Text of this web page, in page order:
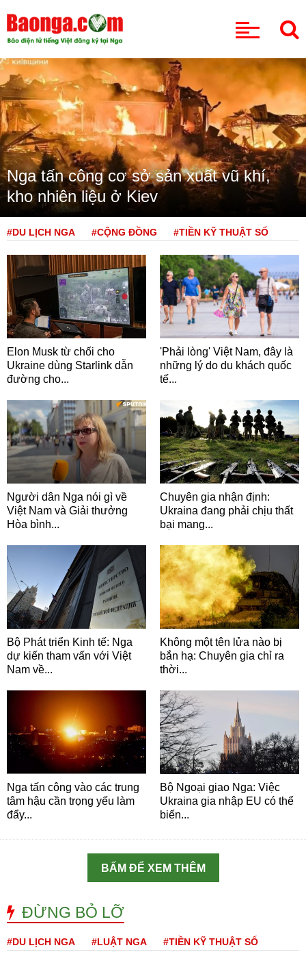
Nga tấn công cơ sở sản xuất vũ khí,
kho nhiên liệu ở Kiev
#DU LỊCH NGA #CỘNG ĐỒNG #TIỀN KỸ THUẬT SỐ
Elon Musk từ chối cho
Ukraine dùng Starlink dẫn
đường cho...
'Phải lòng' Việt Nam, đây là
những lý do du khách quốc
tế...
Người dân Nga nói gì về
Việt Nam và Giải thưởng
Hòa bình...
Chuyên gia nhận định:
Ukraina đang phải chịu thất
bại mang...
Bộ Phát triển Kinh tế: Nga
dự kiến tham vấn với Việt
Nam về...
Không một tên lửa nào bị
bắn hạ: Chuyên gia chỉ ra
thời...
Nga tấn công vào các trung
tâm hậu cần trọng yếu làm
đẩy...
Bộ Ngoại giao Nga: Việc
Ukraina gia nhập EU có thể
biến...
BẤM ĐỂ XEM THÊM
ĐỪNG BỎ LỠ
#DU LỊCH NGA #LUẬT NGA #TIỀN KỸ THUẬT SỐ